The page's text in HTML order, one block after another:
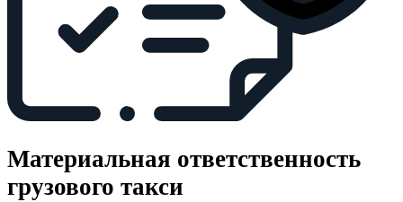
Материальная ответственность
грузового такси